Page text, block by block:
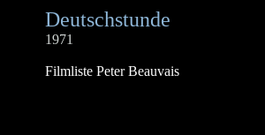
Deutschstunde
1971
Filmliste Peter Beauvais